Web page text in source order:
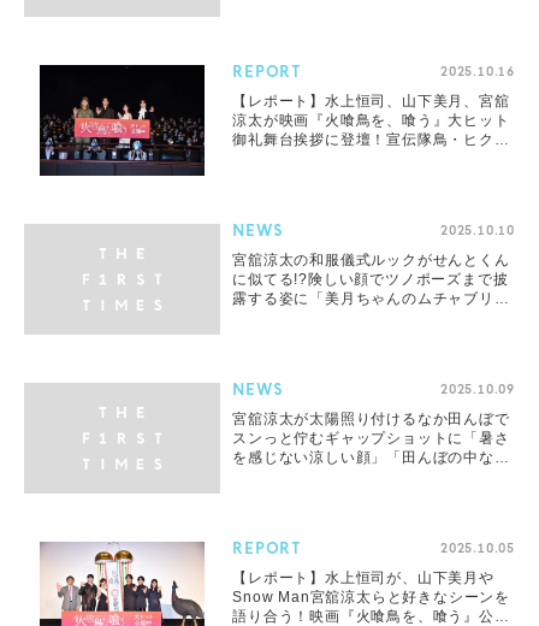
REPORT 2025.10.16
【レポート】水上恒司、山下美月、宮舘
涼太が映画『火喰鳥を、喰う』大ヒット
御礼舞台挨拶に登壇！宣伝隊鳥・ヒクイ
NEWS 2025.10.10
宮舘涼太の和服儀式ルックがせんとくん
に似てる!?険しい顔でツノポーズまで披
露する姿に「美月ちゃんのムチャブリに
NEWS 2025.10.09
宮舘涼太が太陽照り付けるなか田んぼで
スンっと佇むギャップショットに「暑さ
を感じない涼しい顔」「田んぼの中なの
REPORT 2025.10.05
【レポート】水上恒司が、山下美月や
Snow Man宮舘涼太らと好きなシーンを
語り合う！映画『火喰鳥を、喰う』公開